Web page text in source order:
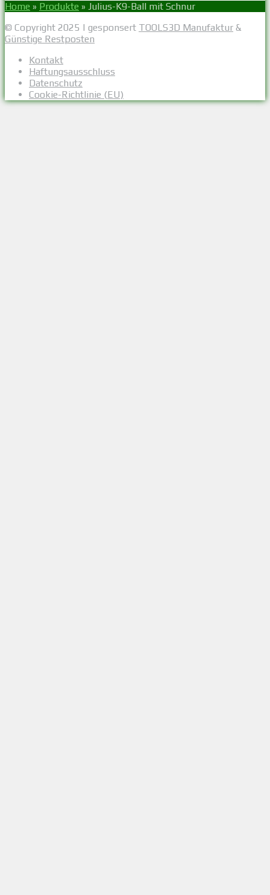
Home » Produkte » Julius-K9-Ball mit Schnur
© Copyright 2025 | gesponsert TOOLS3D Manufaktur &
Günstige Restposten
Kontakt
Haftungsausschluss
Datenschutz
Cookie-Richtlinie (EU)